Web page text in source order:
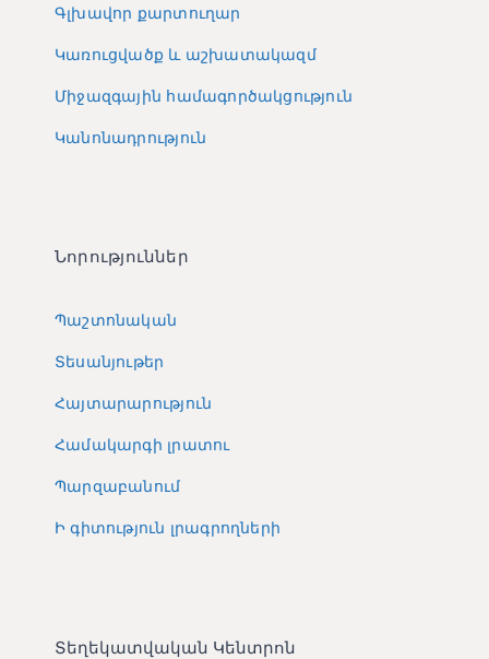
Գլխավոր քարտուղար
Կառուցվածք և աշխատակազմ
Միջազգային համագործակցություն
Կանոնադրություն
Նորություններ
Պաշտոնական
Տեսանյութեր
Հայտարարություն
Համակարգի լրատու
Պարզաբանում
Ի գիտություն լրագրողների
Տեղեկատվական Կենտրոն